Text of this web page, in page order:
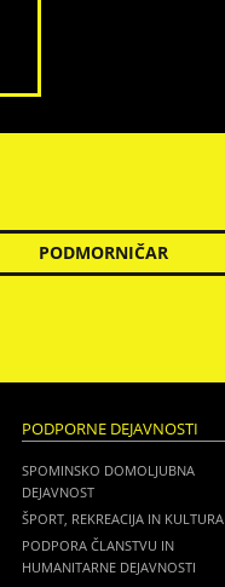
PODMORNIČAR
PODPORNE DEJAVNOSTI
SPOMINSKO DOMOLJUBNA
DEJAVNOST
ŠPORT, REKREACIJA IN KULTURA
PODPORA ČLANSTVU IN
HUMANITARNE DEJAVNOSTI